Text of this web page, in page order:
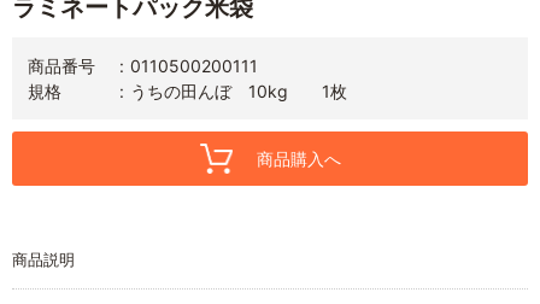
ラミネートパック米袋
商品番号
0110500200111
規格
うちの田んぼ 10kg 1枚
商品購入へ
商品説明